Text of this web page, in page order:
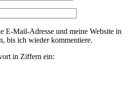
E-Mail-Adresse und meine Website in
bis ich wieder kommentiere.
in Ziffern ein: